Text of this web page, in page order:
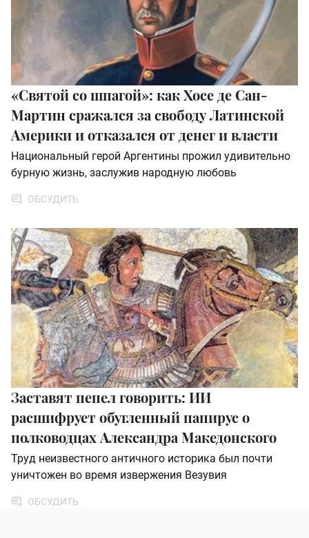
«Святой со шпагой»: как Хосе де Сан-
Мартин сражался за свободу Латинской
Америки и отказался от денег и власти
Национальный герой Аргентины прожил удивительно
бурную жизнь, заслужив народную любовь
ОБСУДИТЬ
Заставят пепел говорить: ИИ
расшифрует обугленный папирус о
полководцах Александра Македонского
Труд неизвестного античного историка был почти
уничтожен во время извержения Везувия
ОБСУДИТЬ